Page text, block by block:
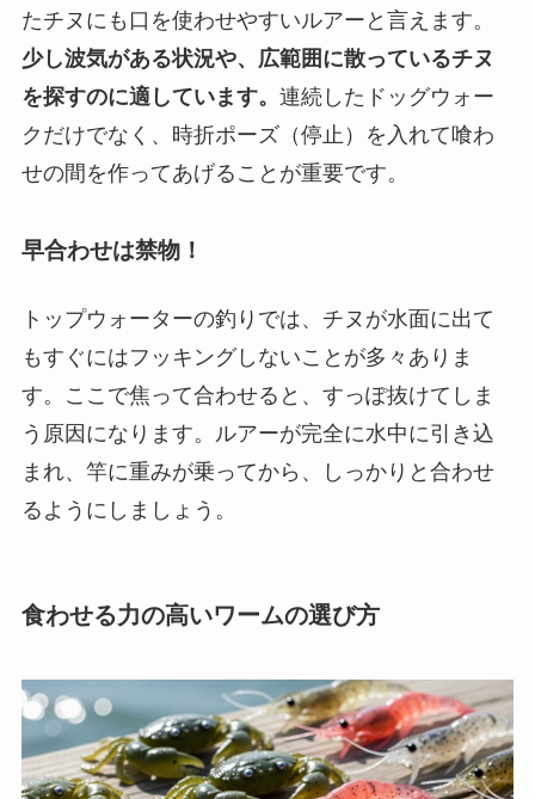
たチヌにも口を使わせやすいルアーと言えます。
少し波気がある状況や、広範囲に散っているチヌ
を探すのに適しています。 連続したドッグウォー
クだけでなく、時折ポーズ（停止）を入れて喰わ
せの間を作ってあげることが重要です。
早合わせは禁物！
トップウォーターの釣りでは、チヌが水面に出て
もすぐにはフッキングしないことが多々ありま
す。ここで焦って合わせると、すっぽ抜けてしま
う原因になります。ルアーが完全に水中に引き込
まれ、竿に重みが乗ってから、しっかりと合わせ
るようにしましょう。
食わせる力の高いワームの選び方